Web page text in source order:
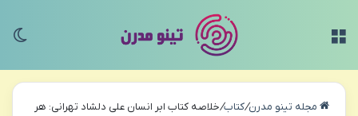
مجله تینو مدرن/کتاب/خلاصه کتاب ابر انسان علی دلشاد تهرانی: هر